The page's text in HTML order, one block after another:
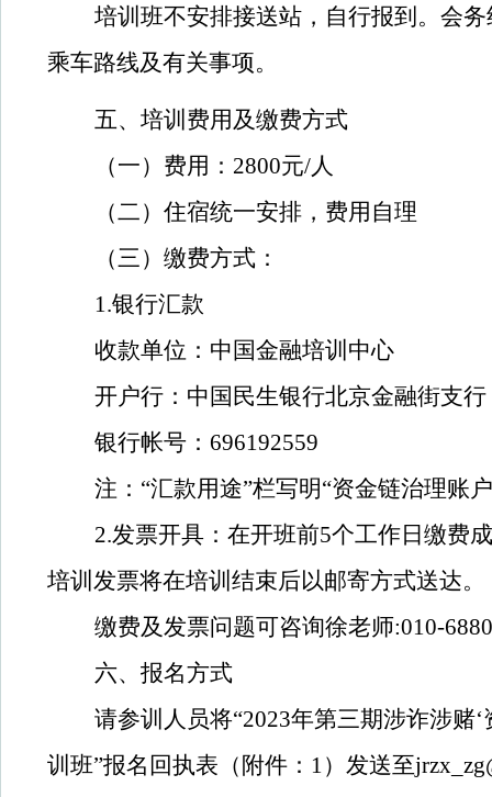
培训班不安排接送站，自行报到。会
乘车路线及有关事项。
五、培训费用及缴费方式
（一）费用：2800元/人
（二）住宿统一安排，费用自理
（三）缴费方式：
1.银行汇款
收款单位：中国金融培训中心
开户行：中国民生银行北京金融街支行
银行帐号：696192559
注：“汇款用途”栏写明“资金链治理账
2.发票开具：在开班前5个工作日缴费
培训发票将在培训结束后以邮寄方式送达。
缴费及发票问题可咨询徐老师:010-
六、报名方式
请参训人员将“2023年第三期涉诈涉赌‘
训班”报名回执表（附件：1）发送至